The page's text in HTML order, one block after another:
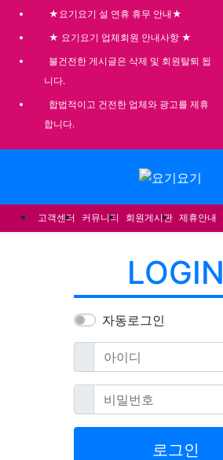
★요기요기 설 연휴 휴무 안내★
★ 요기요기 업체회원 안내사항 ★
불건전한 게시글은 삭제 및 회원탈퇴 됩
니다.
합법적이고 건전한 업체와 광고를 제휴
합니다.
고객센터 커뮤니티 회원게시판 제휴안내
LOGIN
자동로그인
아이디필수
비밀번호필수
로그인